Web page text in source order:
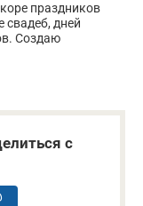
праздников
свадеб, дней
Создаю
с